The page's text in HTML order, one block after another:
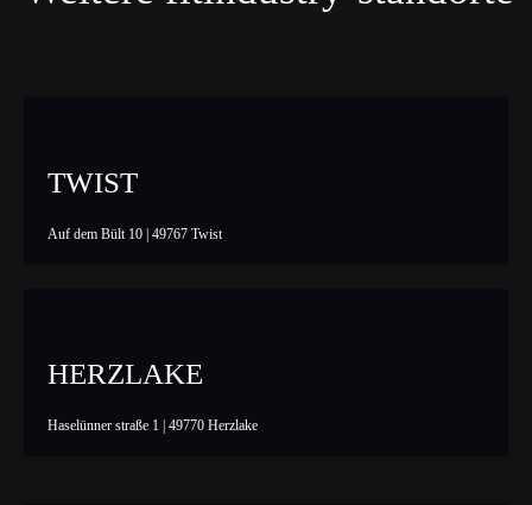
TWIST
Auf dem Bült 10 | 49767 Twist
HERZLAKE
Haselünner straße 1 | 49770 Herzlake